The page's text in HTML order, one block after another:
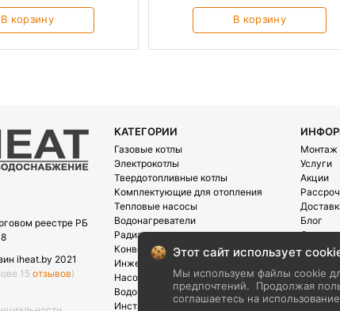
В корзину В корзину
реестре РБ
iheat.by 2021
15 отзывов)
КАТЕГОРИИ
Газовые котлы
Электрокотлы
Твердотопливные котлы
Комплектующие для отопления
Тепловые насосы
Водонагреватели
Радиаторы
Конвектора
Инженерная сантехника
Насосы
Водоподготовка
Инсталляции
Монтаж
Услуги
Акции
Блог
О
Этот сайт использует
Мы используем файлы cookie
предпочтений.
Продолжая
соглашаетесь на